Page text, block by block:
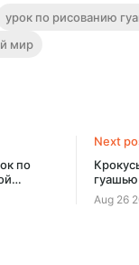
урока - 1 час 32
Level required:
урок по рисованию
мир
по
Next
гуашью
Aug 26